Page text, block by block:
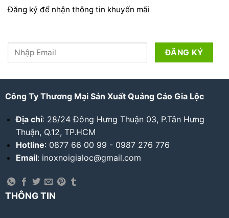
Đăng ký để nhận thông tin khuyến mãi
Công Ty Thương Mại Sản Xuất Quảng Cáo Gia Lộc
Địa chỉ: 28/24 Đông Hưng Thuận 03, P.Tân Hưng
Thuận, Q.12, TP.HCM
Hotline: 0877 66 00 99 - 0987 276 776
Email: inoxnoigialoc@gmail.com
THÔNG TIN